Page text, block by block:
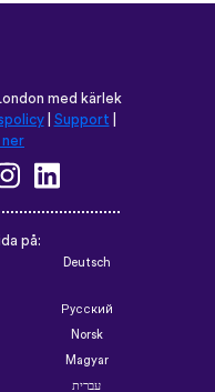
med kärlek
| Support
ner
på:
Deutsch
Русский
Norsk
Magyar
עברית